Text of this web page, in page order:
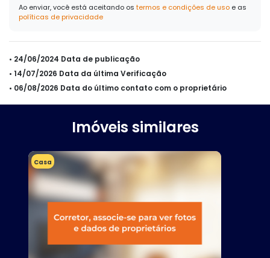
Ao enviar, você está aceitando os termos e condições de uso e as
políticas de privacidade
• 24/06/2024 Data de publicação
• 14/07/2026 Data da última Verificação
• 06/08/2026 Data do último contato com o proprietário
Imóveis similares
Casa